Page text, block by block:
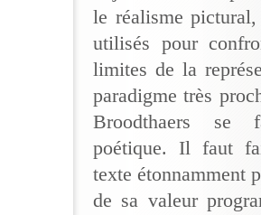
le réalisme pictural,
utilisés pour
limites de la
paradigme très
Broodthaers se
poétique. Il faut
texte étonnamment
de sa valeur